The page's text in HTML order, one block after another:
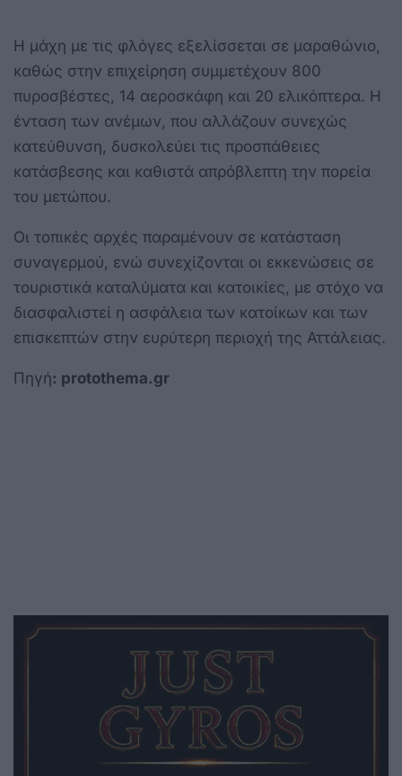
Η μάχη με τις φλόγες εξελίσσεται σε μαραθώνιο,
καθώς στην επιχείρηση συμμετέχουν 800
πυροσβέστες, 14 αεροσκάφη και 20 ελικόπτερα. Η
ένταση των ανέμων, που αλλάζουν συνεχώς
κατεύθυνση, δυσκολεύει τις προσπάθειες
κατάσβεσης και καθιστά απρόβλεπτη την πορεία
του μετώπου.
Οι τοπικές αρχές παραμένουν σε κατάσταση
συναγερμού, ενώ συνεχίζονται οι εκκενώσεις σε
τουριστικά καταλύματα και κατοικίες, με στόχο να
διασφαλιστεί η ασφάλεια των κατοίκων και των
επισκεπτών στην ευρύτερη περιοχή της Αττάλειας.
Πηγή: protothema.gr